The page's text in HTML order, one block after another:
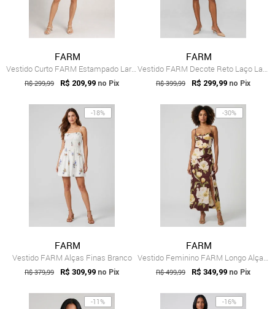
FARM
Vestido Curto FARM Estampado Laranja
R$ 299,99 R$ 209,99 no Pix
FARM
Vestido FARM Decote Reto Laço Lateral Preto
R$ 399,99 R$ 299,99 no Pix
-18%
FARM
Vestido FARM Alças Finas Branco
R$ 379,99 R$ 309,99 no Pix
-30%
FARM
Vestido Feminino FARM Longo Alças Finas ...
R$ 499,99 R$ 349,99 no Pix
-11% -16%